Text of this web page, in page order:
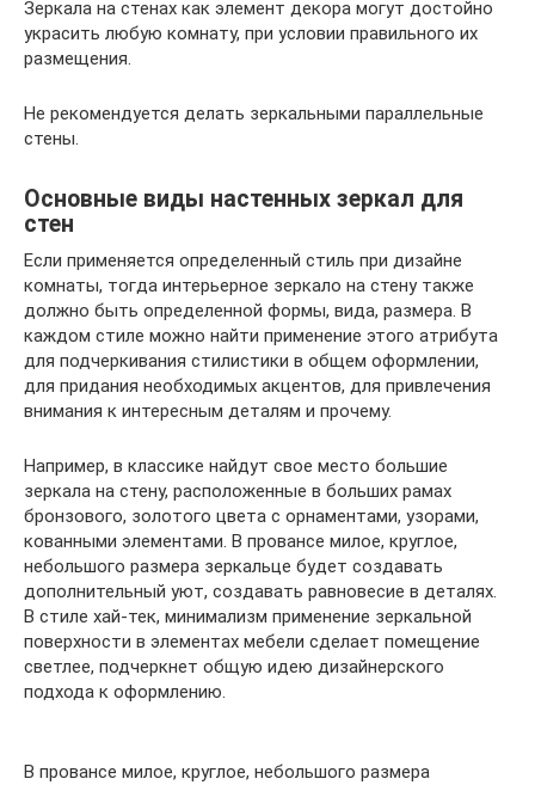
Зеркала на стенах как элемент декора могут достойно
украсить любую комнату, при условии правильного их
размещения.
Не рекомендуется делать зеркальными параллельные
стены.
Основные виды настенных зеркал для
стен
Если применяется определенный стиль при дизайне
комнаты, тогда интерьерное зеркало на стену также
должно быть определенной формы, вида, размера. В
каждом стиле можно найти применение этого атрибута
для подчеркивания стилистики в общем оформлении,
для придания необходимых акцентов, для привлечения
внимания к интересным деталям и прочему.
Например, в классике найдут свое место большие
зеркала на стену, расположенные в больших рамах
бронзового, золотого цвета с орнаментами, узорами,
кованными элементами. В провансе милое, круглое,
небольшого размера зеркальце будет создавать
дополнительный уют, создавать равновесие в деталях.
В стиле хай-тек, минимализм применение зеркальной
поверхности в элементах мебели сделает помещение
светлее, подчеркнет общую идею дизайнерского
подхода к оформлению.
В провансе милое, круглое, небольшого размера